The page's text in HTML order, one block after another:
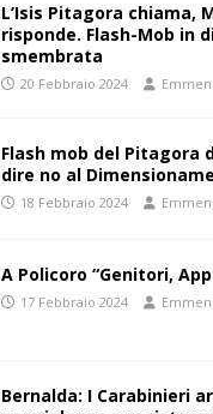
L’Isis Pitagora chiama,
risponde. Flash-Mob in
smembrata
20 Febbraio 2024
Flash mob del Pitagora
dire no al
18 Febbraio 2024
A Policoro “Genitori,
17 Febbraio 2024
Bernalda: I Carabinieri